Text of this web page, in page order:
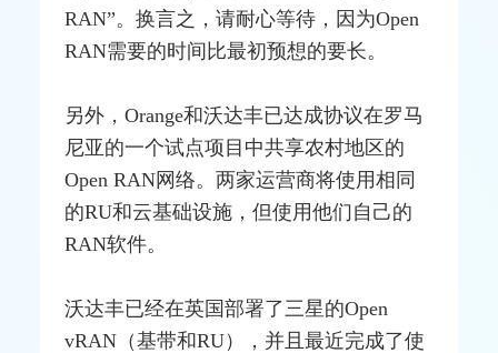
RAN”。换言之，请耐心等待，因为Open
RAN需要的时间比最初预想的要长。
另外，Orange和沃达丰已达成协议在罗马
尼亚的一个试点项目中共享农村地区的
Open RAN网络。两家运营商将使用相同
的RU和云基础设施，但使用他们自己的
RAN软件。
沃达丰已经在英国部署了三星的Open
vRAN（基带和RU），并且最近完成了使